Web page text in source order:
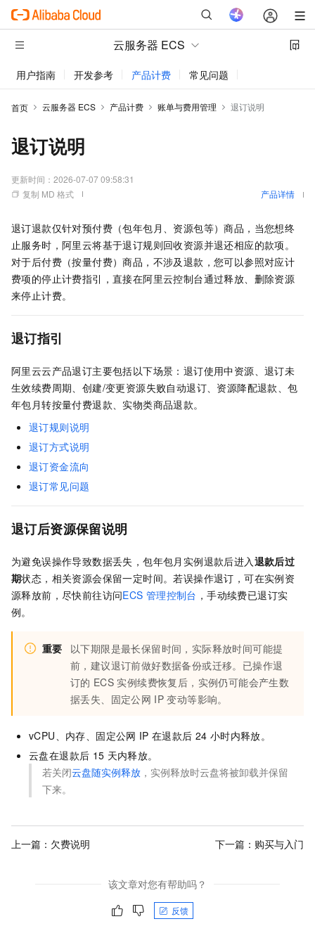
云服务器 ECS
用户指南 开发参考 产品计费 常见问题
首页 云服务器 ECS 产品计费 账单与费用管理 退订说明
退订说明
更新时间： 2026-07-07 09:58:31
复制 MD 格式
产品详情
退订退款仅针对预付费（包年包月、资源包等）商品，当您想终
止服务时，阿里云将基于退订规则回收资源并退还相应的款项。
对于后付费（按量付费）商品，不涉及退款，您可以参照对应计
费项的停止计费指引，直接在阿里云控制台通过释放、删除资源
来停止计费。
退订指引
阿里云云产品退订主要包括以下场景：退订使用中资源、退订未
生效续费周期、创建/变更资源失败自动退订、资源降配退款、包
年包月转按量付费退款、实物类商品退款。
退订规则说明
退订方式说明
退订资金流向
退订常见问题
退订后资源保留说明
为避免误操作导致数据丢失，包年包月实例退款后进入退款后过
期状态，相关资源会保留一定时间。若误操作退订，可在实例资
源释放前，尽快前往访问ECS 管理控制台 ，手动续费已退订实
例。
重要
以下期限是最长保留时间，实际释放时间可能提
前，建议退订前做好数据备份或迁移。已操作退
订的 ECS 实例续费恢复后，实例仍可能会产生数
据丢失、固定公网 IP 变动等影响。
vCPU、内存、固定公网 IP 在退款后 24 小时内释放。
云盘在退款后 15 天内释放。
若关闭云盘随实例释放 ，实例释放时云盘将被卸载并保留
下来。
上一篇： 欠费说明 下一篇： 购买与入门
该文章对您有帮助吗？
反馈